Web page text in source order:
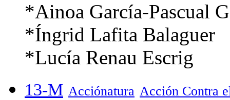
*Ainoa García-Pascual
*Íngrid Lafita Balaguer
*Lucía Renau Escrig
13-M Acciónatura Acción Contra